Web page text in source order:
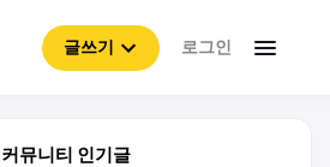
글쓰기 로그인
커뮤니티 인기글